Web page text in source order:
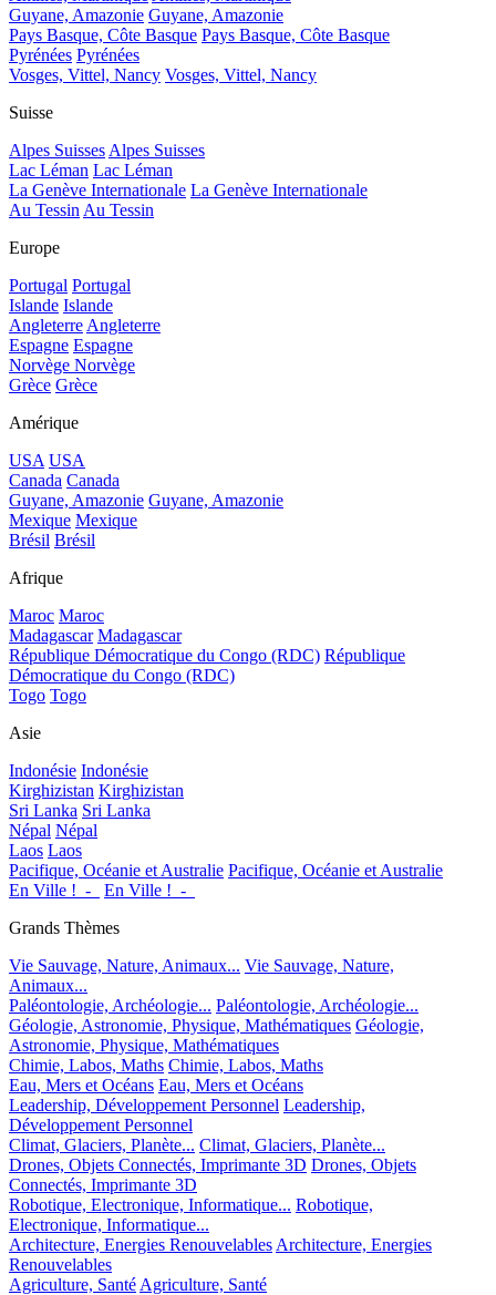
Guyane, Amazonie Guyane, Amazonie
Pays Basque, Côte Basque Pays Basque, Côte Basque
Pyrénées Pyrénées
Vosges, Vittel, Nancy Vosges, Vittel, Nancy
Suisse
Alpes Suisses Alpes Suisses
Lac Léman Lac Léman
La Genève Internationale La Genève Internationale
Au Tessin Au Tessin
Europe
Portugal Portugal
Islande Islande
Angleterre Angleterre
Espagne Espagne
Norvège Norvège
Grèce Grèce
Amérique
USA USA
Canada Canada
Guyane, Amazonie Guyane, Amazonie
Mexique Mexique
Brésil Brésil
Afrique
Maroc Maroc
Madagascar Madagascar
République Démocratique du Congo (RDC) République
Démocratique du Congo (RDC)
Togo Togo
Asie
Indonésie Indonésie
Kirghizistan Kirghizistan
Sri Lanka Sri Lanka
Népal Népal
Laos Laos
Pacifique, Océanie et Australie Pacifique, Océanie et Australie
En Ville !_-_
En Ville !_-_
Grands Thèmes
Vie Sauvage, Nature, Animaux... Vie Sauvage, Nature,
Animaux...
Paléontologie, Archéologie... Paléontologie, Archéologie...
Géologie, Astronomie, Physique, Mathématiques Géologie,
Astronomie, Physique, Mathématiques
Chimie, Labos, Maths Chimie, Labos, Maths
Eau, Mers et Océans Eau, Mers et Océans
Leadership, Développement Personnel Leadership,
Développement Personnel
Climat, Glaciers, Planète... Climat, Glaciers, Planète...
Drones, Objets Connectés, Imprimante 3D Drones, Objets
Connectés, Imprimante 3D
Robotique, Electronique, Informatique... Robotique,
Electronique, Informatique...
Architecture, Energies Renouvelables Architecture, Energies
Renouvelables
Agriculture, Santé Agriculture, Santé